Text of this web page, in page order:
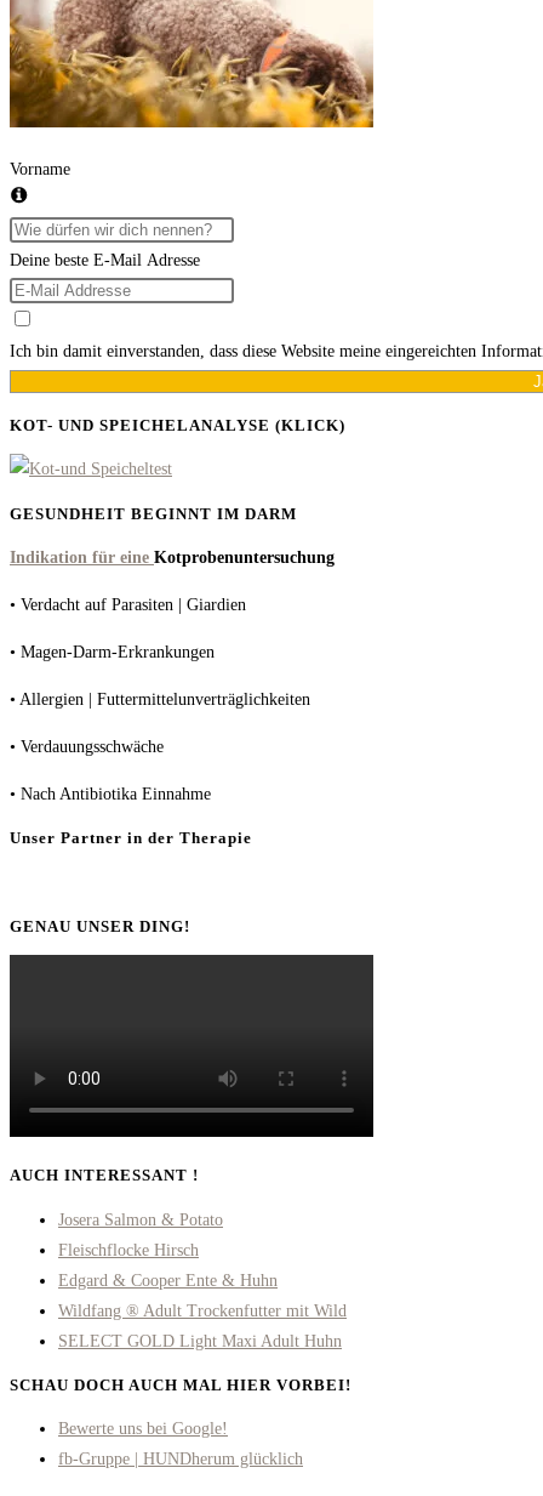
Vorname
Deine beste E-Mail Adresse
Ich bin damit einverstanden, dass diese Website meine eingereichten
KOT- UND SPEICHELANALYSE (KLICK)
GESUNDHEIT BEGINNT IM DARM
Indikation für eine Kotprobenuntersuchung
• Verdacht auf Parasiten | Giardien
• Magen-Darm-Erkrankungen
• Allergien | Futtermittelunverträglichkeiten
• Verdauungsschwäche
• Nach Antibiotika Einnahme
Unser Partner in der Therapie
GENAU UNSER DING!
AUCH INTERESSANT !
Josera Salmon & Potato
Fleischflocke Hirsch
Edgard & Cooper Ente & Huhn
Wildfang ® Adult Trockenfutter mit Wild
SELECT GOLD Light Maxi Adult Huhn
SCHAU DOCH AUCH MAL HIER VORBEI!
Bewerte uns bei Google!
in
fb-Gruppe | HUNDherum glücklich